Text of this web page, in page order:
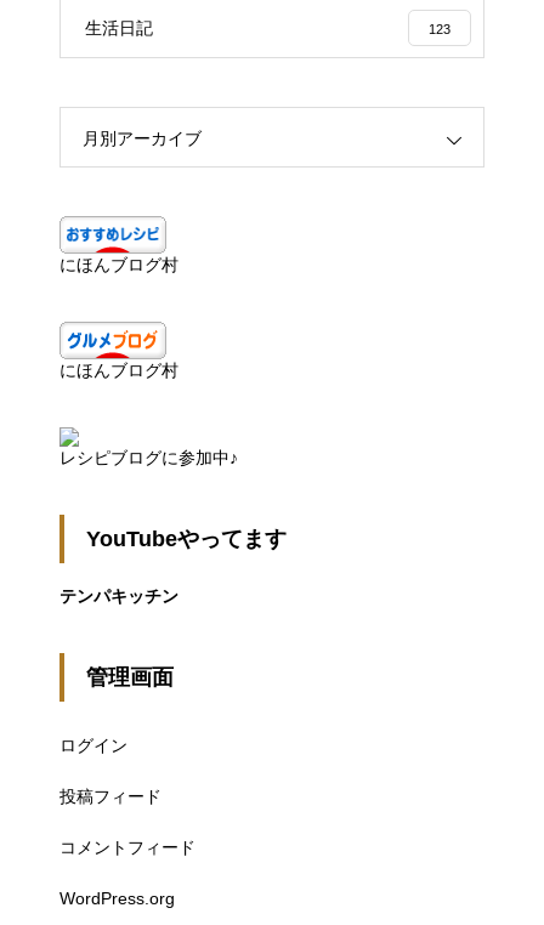
生活日記 123
月別アーカイブ
にほんブログ村
にほんブログ村
レシピブログに参加中♪
YouTubeやってます
テンパキッチン
管理画面
ログイン
投稿フィード
コメントフィード
WordPress.org